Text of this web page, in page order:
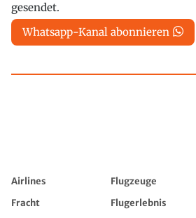
gesendet.
Whatsapp-Kanal abonnieren
Airlines Flugzeuge
Fracht
Flugerlebnis